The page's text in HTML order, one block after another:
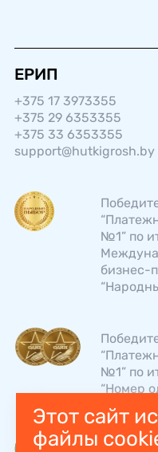
ЕРИП
+375 17 3973355
+375 29 6353355
+375 33 6353355
support@hutkigrosh.by
№1” по
бизнес-­
№1” по
“Номер
“Хуткi
Этот сайт
файлы